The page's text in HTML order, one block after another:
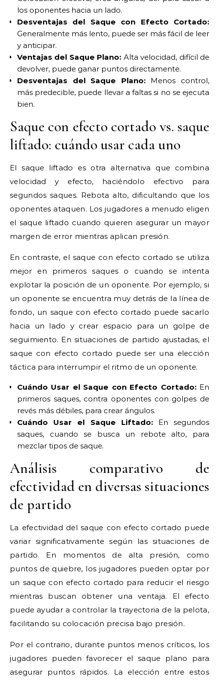
los oponentes hacia un lado.
Desventajas del Saque con Efecto Cortado:
Generalmente más lento, puede ser más fácil de leer
y anticipar.
Ventajas del Saque Plano: Alta velocidad, difícil de
devolver, puede ganar puntos directamente.
Desventajas del Saque Plano:Menos control,
más predecible, puede llevar a faltas si no se ejecuta
bien.
Saque con efecto cortado vs. saque
liftado: cuándo usar cada uno
El saque liftado es otra alternativa que combina
velocidad y efecto, haciéndolo efectivo para
segundos saques. Rebota alto, dificultando que los
oponentes ataquen. Los jugadores a menudo eligen
el saque liftado cuando quieren asegurar un mayor
margen de error mientras aplican presión.
En contraste, el saque con efecto cortado se utiliza
mejor en primeros saques o cuando se intenta
explotar la posición de un oponente. Por ejemplo, si
un oponente se encuentra muy detrás de la línea de
fondo, un saque con efecto cortado puede sacarlo
hacia un lado y crear espacio para un golpe de
seguimiento. En situaciones de partido ajustadas, el
saque con efecto cortado puede ser una elección
táctica para interrumpir el ritmo de un oponente.
Cuándo Usar el Saque con Efecto Cortado:En
primeros saques, contra oponentes con golpes de
revés más débiles, para crear ángulos.
Cuándo Usar el Saque Liftado:En segundos
saques, cuando se busca un rebote alto, para
mezclar tipos de saque.
Análisis comparativo de
efectividad en diversas situaciones
de partido
La efectividad del saque con efecto cortado puede
variar significativamente según las situaciones de
partido. En momentos de alta presión, como
puntos de quiebre, los jugadores pueden optar por
un saque con efecto cortado para reducir el riesgo
mientras buscan obtener una ventaja. El efecto
puede ayudar a controlar la trayectoria de la pelota,
facilitando su colocación precisa bajo presión.
Por el contrario, durante puntos menos críticos, los
jugadores pueden favorecer el saque plano para
asegurar puntos rápidos. La elección entre estos